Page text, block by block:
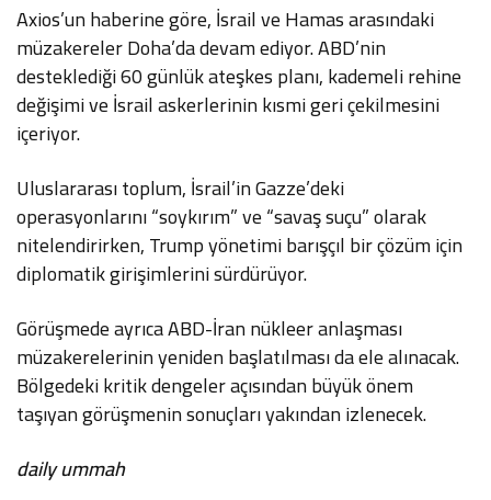
Axios’un haberine göre, İsrail ve Hamas arasındaki
müzakereler Doha’da devam ediyor. ABD’nin
desteklediği 60 günlük ateşkes planı, kademeli rehine
değişimi ve İsrail askerlerinin kısmi geri çekilmesini
içeriyor.
Uluslararası toplum, İsrail’in Gazze’deki
operasyonlarını “soykırım” ve “savaş suçu” olarak
nitelendirirken, Trump yönetimi barışçıl bir çözüm için
diplomatik girişimlerini sürdürüyor.
Görüşmede ayrıca ABD-İran nükleer anlaşması
müzakerelerinin yeniden başlatılması da ele alınacak.
Bölgedeki kritik dengeler açısından büyük önem
taşıyan görüşmenin sonuçları yakından izlenecek.
daily ummah